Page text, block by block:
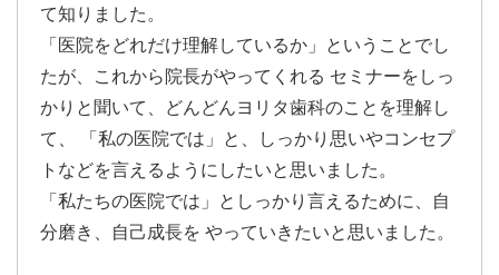
て知りました。
「医院をどれだけ理解しているか」ということでし
たが、これから院長がやってくれる セミナーをしっ
かりと聞いて、どんどんヨリタ歯科のことを理解し
て、 「私の医院では」と、しっかり思いやコンセプ
トなどを言えるようにしたいと思いました。
「私たちの医院では」としっかり言えるために、自
分磨き、自己成長を やっていきたいと思いました。